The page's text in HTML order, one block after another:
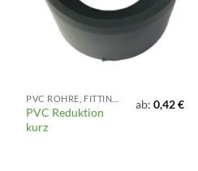
PVC Reduktion
kurz
ab:0,42€